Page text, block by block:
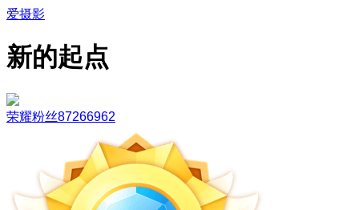
爱摄影
新的起点
荣耀粉丝87266962